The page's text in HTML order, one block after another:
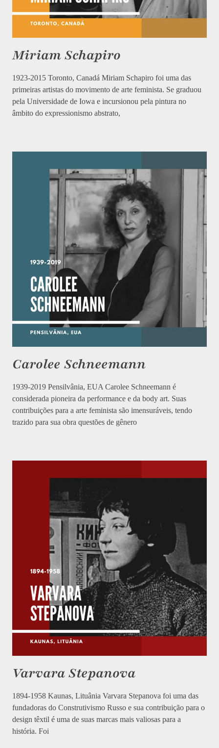
Miriam Schapiro
1923-2015 Toronto, Canadá Miriam Schapiro foi uma das
primeiras artistas do movimento de arte feminista. Se graduou
pela Universidade de Iowa e incursionou pela pintura no
âmbito do expressionismo abstrato,
Carolee Schneemann
1939-2019 Pensilvânia, EUA Carolee Schneemann é
considerada pioneira da performance e da body art. Suas
contribuições para a arte feminista são imensuráveis, tendo
trazido para sua obra questões de gênero
Varvara Stepanova
1894-1958 Kaunas, Lituânia Varvara Stepanova foi uma das
fundadoras do Construtivismo Russo e sua contribuição para o
design têxtil é uma de suas marcas mais valiosas para a
história. Foi